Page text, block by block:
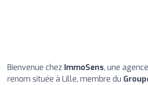
Bienvenue chez ImmoSens, une
renom située à Lille, membre du